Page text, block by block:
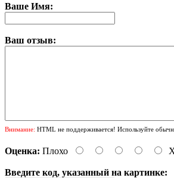
Ваше Имя:
Ваш отзыв:
Внимание: HTML не поддерживается! Используйте
Оценка: Плохо
Введите код, указанный на картинке: